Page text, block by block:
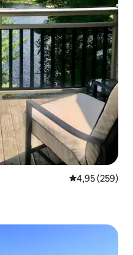
Середня
4,95 (259)